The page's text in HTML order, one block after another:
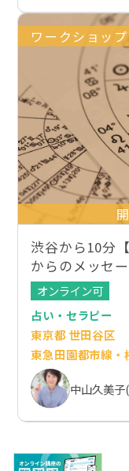
ワークショップ
渋谷から10分
からのメッセ
オンライン可
占い・セラピー
東京都 世田谷区
東急田園都市線・
中山久美子